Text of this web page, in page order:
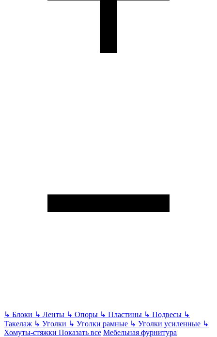
↳ Блоки ↳ Ленты ↳ Опоры ↳ Пластины ↳ Подвесы ↳
Такелаж ↳ Уголки ↳ Уголки рамные ↳ Уголки усиленные ↳
Хомуты-стяжки Показать все Мебельная фурнитура